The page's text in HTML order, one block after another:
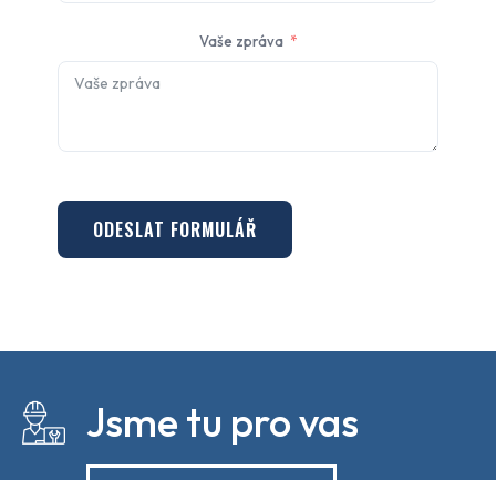
Vaše zpráva
ODESLAT FORMULÁŘ
Jsme tu pro vas